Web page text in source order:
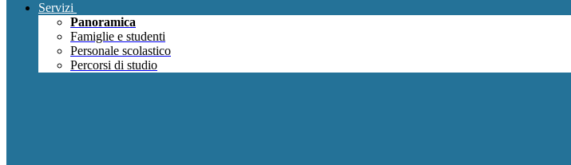
Servizi
Panoramica
Famiglie e studenti
Personale scolastico
Percorsi di studio